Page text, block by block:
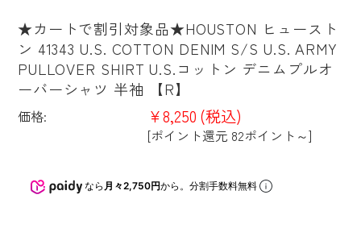
★カートで割引対象品★HOUSTON ヒュースト
ン 41343 U.S. COTTON DENIM S/S U.S. ARMY
PULLOVER SHIRT U.S.コットン デニムプルオ
ーバーシャツ 半袖 【R】
価格: ¥8,250 (税込)
[ポイント還元 82ポイント～]
なら 月々2,750円から。分割手数料無料